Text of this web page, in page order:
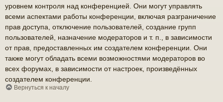
уровнем контроля над конференцией. Они могут управлять
всеми аспектами работы конференции, включая разграничение
прав доступа, отключение пользователей, создание групп
пользователей, назначение модераторов и т. п., в зависимости
от прав, предоставленных им создателем конференции. Они
также могут обладать всеми возможностями модераторов во
всех форумах, в зависимости от настроек, произведённых
создателем конференции.
Вернуться к началу